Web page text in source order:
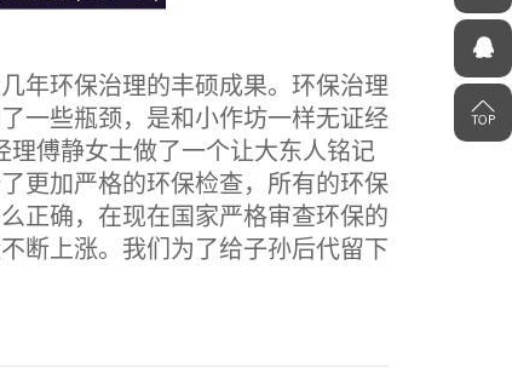
年环保治理的丰硕成果。环保治理
一些瓶颈，是和小作坊一样无证经
傅静女士做了一个让大东人铭记
更加严格的环保检查，所有的环保
正确，在现在国家严格审查环保的
断上涨。我们为了给子孙后代留下